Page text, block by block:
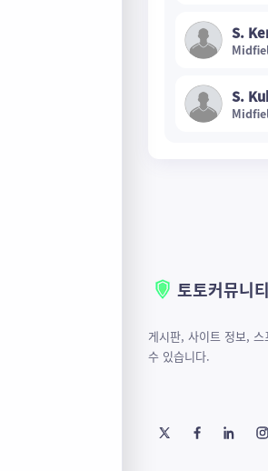
S.
S.
토토커뮤니티
게시판, 사이트 정보,
수 있습니다.